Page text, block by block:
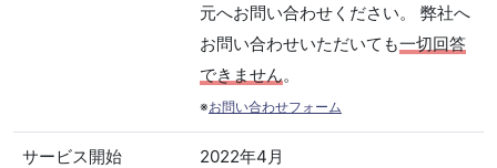
元へお問い合わせください。 弊社へ
お問い合わせいただいても一切回答
できません。
※お問い合わせフォーム
サービス開始 2022年4月